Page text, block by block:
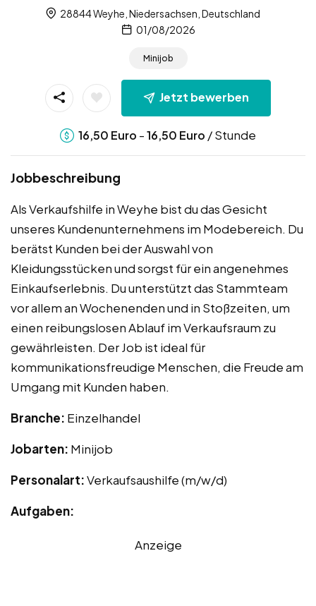
28844 Weyhe, Niedersachsen, Deutschland
01/08/2026
Minijob
Jetzt bewerben
16,50 Euro -16,50 Euro / Stunde
Jobbeschreibung
Als Verkaufshilfe in Weyhe bist du das Gesicht
unseres Kundenunternehmens im Modebereich. Du
berätst Kunden bei der Auswahl von
Kleidungsstücken und sorgst für ein angenehmes
Einkaufserlebnis. Du unterstützt das Stammteam
vor allem an Wochenenden und in Stoßzeiten, um
einen reibungslosen Ablauf im Verkaufsraum zu
gewährleisten. Der Job ist ideal für
kommunikationsfreudige Menschen, die Freude am
Umgang mit Kunden haben.
Branche: Einzelhandel
Jobarten: Minijob
Personalart:Verkaufsaushilfe (m/w/d)
Aufgaben:
Anzeige